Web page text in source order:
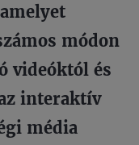
módon
videóktól és
interaktív
média